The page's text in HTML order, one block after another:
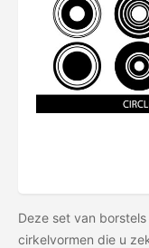
Deze set van
cirkelvormen die u